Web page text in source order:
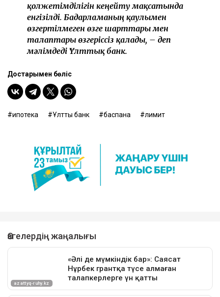
қолжетімділігін кеңейту мақсатында
енгізілді. Бағдарламаның қаулымен
өзгертілмеген өзге шарттары мен
талаптары өзгеріссіз қалады, – деп
мәлімдеді Ұлттық банк.
Достарыңмен бөліс
ипотека Ұлттық банк баспана лимит